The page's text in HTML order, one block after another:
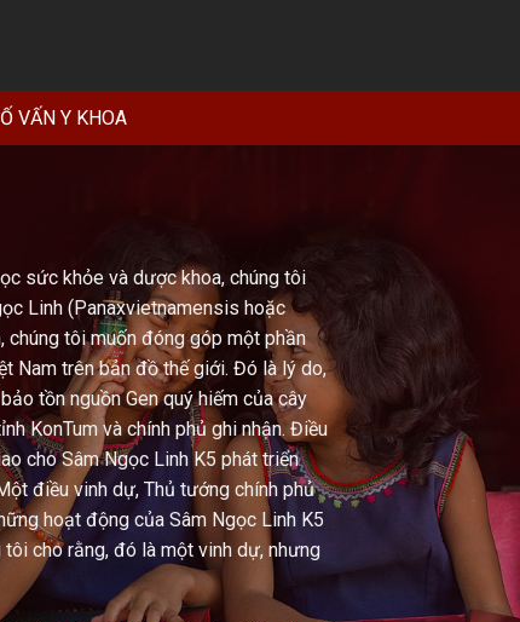
VẤN Y KHOA
sức khỏe và dược khoa, chúng tôi
Linh (Panaxvietnamensis hoặc
chúng tôi muốn đóng góp một phần
Nam trên bản đồ thế giới. Đó là lý do,
tồn nguồn Gen quý hiếm của cây
KonTum và chính phủ ghi nhận. Điều
cho Sâm Ngọc Linh K5 phát triển
điều vinh dự, Thủ tướng chính phủ
hoạt động của Sâm Ngọc Linh K5
cho rằng, đó là một vinh dự, nhưng